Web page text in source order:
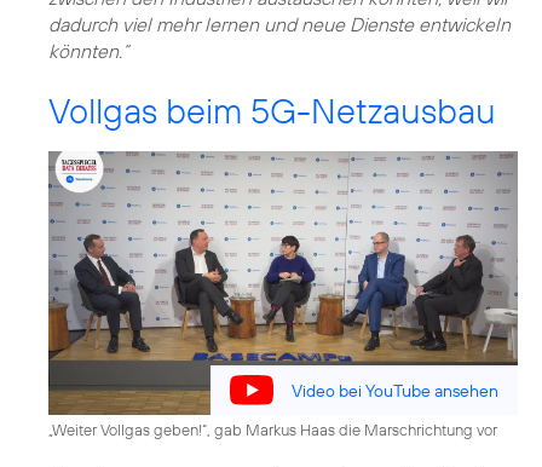
dadurch viel mehr lernen und neue Dienste entwickeln
könnten.“
Vollgas beim 5G-Netzausbau
Video bei YouTube ansehen
„Weiter Vollgas geben!“, gab Markus Haas die Marschrichtung vor